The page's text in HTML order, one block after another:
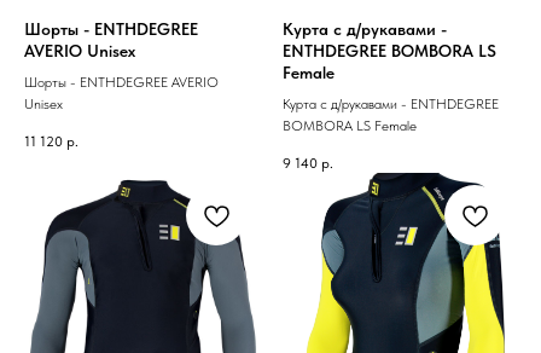
Шорты - ENTHDEGREE
AVERIO Unisex
Шорты - ENTHDEGREE AVERIO
Unisex
11 120 р.
Курта с д/рукавами -
ENTHDEGREE BOMBORA LS
Female
Курта с д/рукавами - ENTHDEGREE
BOMBORA LS Female
9 140 р.